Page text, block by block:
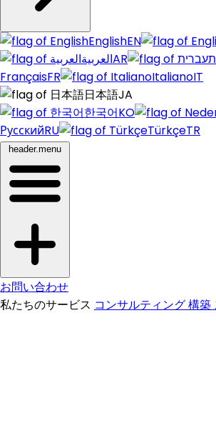
EnglishEN
العربيةAR
FrançaisFR ItalianoIT
日本語JA
한국어KO
РусскийRU TürkçeTR
header.menu
お問い合わせ
私たちのサービス コンサルティング構築